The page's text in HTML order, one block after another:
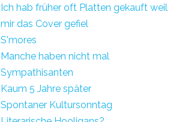
Ich hab früher oft Platten gekauft weil
mir das Cover gefiel
S'mores
Manche haben nicht mal
Sympathisanten
Kaum 5 Jahre später
Spontaner Kultursonntag